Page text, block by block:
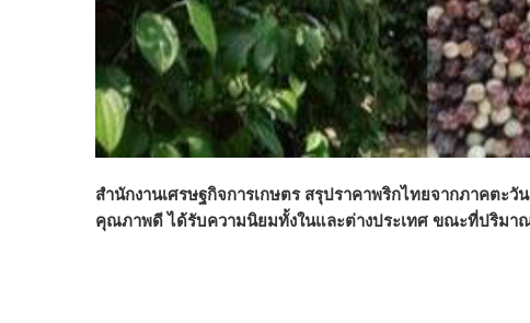
สำนักงานเศรษฐกิจการเกษตร สรุปราคาพริกไทยจากภาคตะ
คุณภาพดี ได้รับความนิยมทั้งในและต่างประเทศ ขณะที่ปริมา